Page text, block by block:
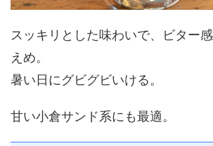
スッキリとした味わいで、ビター
えめ。
暑い日にグビグビいける。
甘い小倉サンド系にも最適。